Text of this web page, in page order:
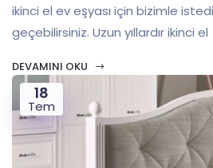
ikinci el ev eşyası için bizimle
geçebilirsiniz. Uzun yıllardır ikinci el
DEVAMINI OKU
18
Tem